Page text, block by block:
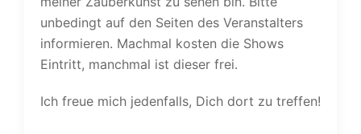
unbedingt auf den Seiten des Veranstalters
informieren. Machmal kosten die Shows
Eintritt, manchmal ist dieser frei.
Ich freue mich jedenfalls, Dich dort zu treffen!